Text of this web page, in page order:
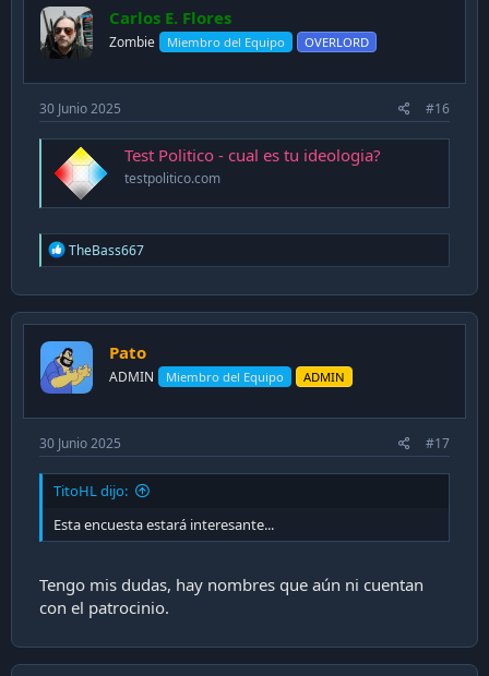
Carlos E. Flores
Zombie Miembro del Equipo OVERLORD
30 Junio 2025 #16
Test Politico - cual es tu ideologia?
testpolitico.com
R
e
c
t
o
n
s
TheBass667
Pato
ADMIN Miembro del Equipo ADMIN
30 Junio 2025 #17
TitoHL dijo:
Esta encuesta estará interesante...
Tengo mis dudas, hay nombres que aún ni cuentan
con el patrocinio.